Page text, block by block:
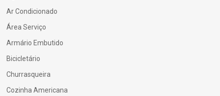
Ar Condicionado
Área Serviço
Armário Embutido
Bicicletário
Churrasqueira
Cozinha Americana